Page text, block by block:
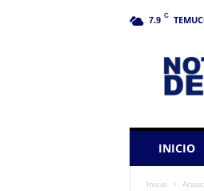
7.9 C
INICIO
Inicio